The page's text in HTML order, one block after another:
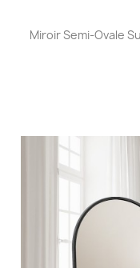
Miroir Semi-Ovale